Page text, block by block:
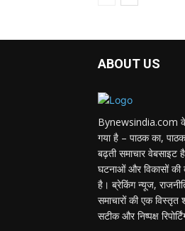
ABOUT US
Bynewsindia.com के
गया है – पाठक का,
बढ़ती समाचार वेबसाइट
घटनाओं और विकासों
है। ब्रेकिंग न्यूज,
समाचारों की एक
सटीक और निष्पक्ष